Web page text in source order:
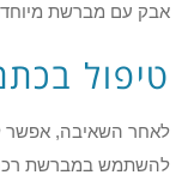
אבק עם מברשת
טיפול
לאחר השאיבה, אפשר
להשתמש במברשת רכה